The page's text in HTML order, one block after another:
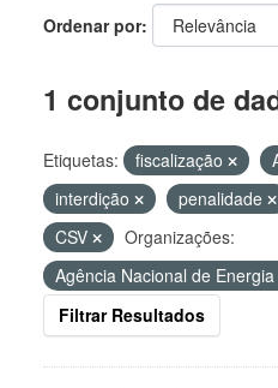
Ordenar por
1 conjunto de
Etiquetas: fiscalização
interdição
penalidade
CSV
Organizações:
Agência Nacional de
Filtrar Resultados